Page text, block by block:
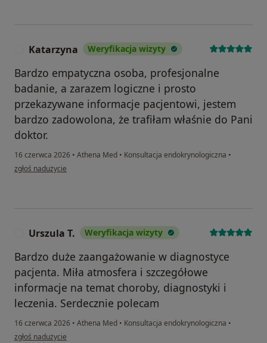
Katarzyna Weryfikacja wizyty
Bardzo empatyczna osoba, profesjonalne
badanie, a zarazem logiczne i prosto
przekazywane informacje pacjentowi, jestem
bardzo zadowolona, że trafiłam właśnie do Pani
doktor.
16 czerwca 2026 • Athena Med • Konsultacja endokrynologiczna •
w opinii użytkownika Katarzyna
zgłoś nadużycie
Urszula T. Weryfikacja wizyty
Bardzo duże zaangażowanie w diagnostyce
pacjenta. Miła atmosfera i szczegółowe
informacje na temat choroby, diagnostyki i
leczenia. Serdecznie polecam
16 czerwca 2026 • Athena Med • Konsultacja endokrynologiczna •
w opinii użytkownika Urszula T.
zgłoś nadużycie